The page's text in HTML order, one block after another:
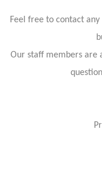
Feel free to contact
Our staff members are